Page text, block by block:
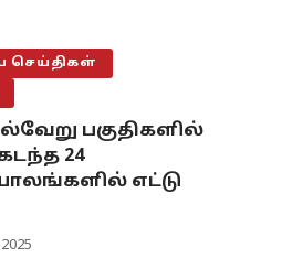
பகுதிகளில்
24
எட்டு